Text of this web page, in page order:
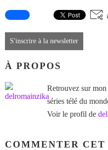
S'inscrire à la newsletter
À PROPOS
Retrouvez sur
séries télé du
Voir le profil de
COMMENTER